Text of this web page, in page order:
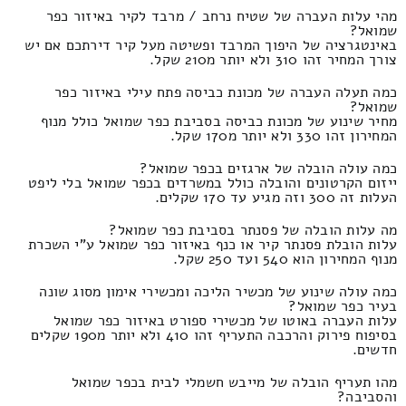
מהי עלות העברה של שטיח נרחב / מרבד לקיר באיזור כפר
שמואל?
באינטגרציה של היפוך המרבד ופשיטה מעל קיר דירתכם אם יש
צורך המחיר זהו 310 ולא יותר מ210 שקל.
כמה תעלה העברה של מכונת כביסה פתח עילי באיזור כפר
שמואל?
מחיר שינוע של מכונת כביסה בסביבת כפר שמואל כולל מנוף
המחירון זהו 330 ולא יותר מ170 שקל.
כמה עולה הובלה של ארגזים בכפר שמואל?
ייזום הקרטונים והובלה כולל במשרדים בכפר שמואל בלי ליפט
העלות זה 300 וזה מגיע עד 170 שקלים.
מה עלות הובלה של פסנתר בסביבת כפר שמואל?
עלות הובלת פסנתר קיר או כנף באיזור כפר שמואל ע"י השכרת
מנוף המחירון הוא 540 ועד 250 שקל.
כמה עולה שינוע של מכשיר הליכה ומכשירי אימון מסוג שונה
בעיר כפר שמואל?
עלות העברה באוטו של מכשירי ספורט באיזור כפר שמואל
בסיפוח פירוק והרכבה התעריף זהו 410 ולא יותר מ190 שקלים
חדשים.
מהו תעריף הובלה של מייבש חשמלי לבית בכפר שמואל
והסביבה?